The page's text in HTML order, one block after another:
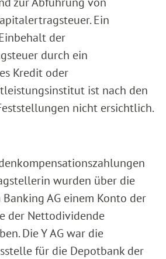
Ein
der
durch ein
Kredit oder
ist nach den
nicht ersichtlich.
wurden über die
Banking AG einem Konto der
der Nettodividende
Die Y AG war die
für die Depotbank der